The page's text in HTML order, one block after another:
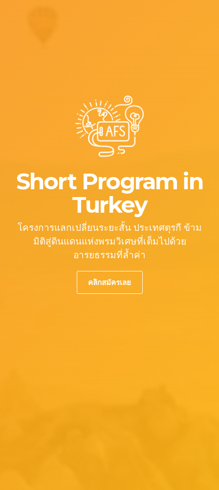
Short Program in
Turkey
โครงการแลกเปลี่ยนระยะสั้น ประเทศตุรกี ข้าม
มิติสู่ดินแดนแห่งพรมวิเศษที่เต็มไปด้วย
อารยธรรมที่ล้ำค่า
คลิกสมัครเลย